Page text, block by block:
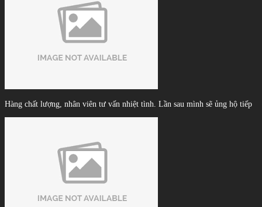
Hàng chất lượng, nhân viên tư vấn nhiệt tình. Lần sau mình sẽ ủng hộ tiếp